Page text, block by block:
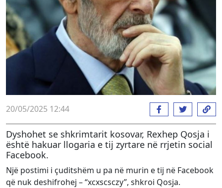
20/05/2025 12:44
Dyshohet se shkrimtarit kosovar, Rexhep Qosja i
është hakuar llogaria e tij zyrtare në rrjetin social
Facebook.
Një postimi i çuditshëm u pa në murin e tij në Facebook
që nuk deshifrohej – “xcxscsczy”, shkroi Qosja.